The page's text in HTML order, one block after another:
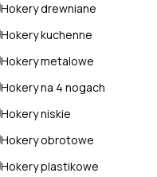
Hokery drewniane
Hokery kuchenne
Hokery metalowe
Hokery na 4 nogach
Hokery niskie
Hokery obrotowe
Hokery plastikowe